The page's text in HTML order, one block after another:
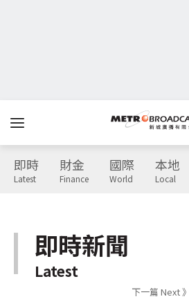
即時
Latest
財金
Finance
國際
World
本地
Local
即時新聞
Latest
下一篇 Next 》